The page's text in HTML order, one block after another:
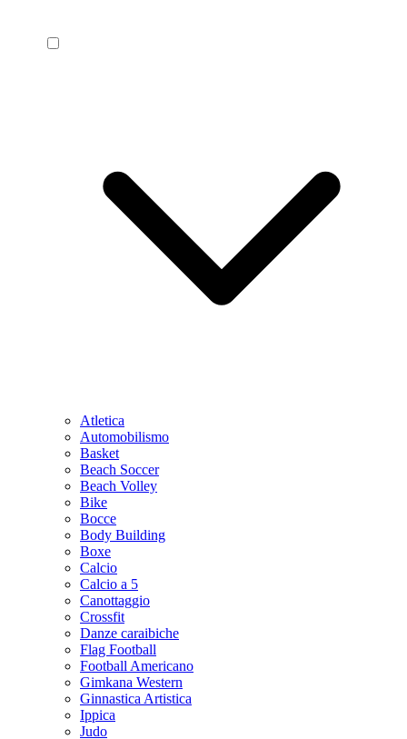
Atletica
Automobilismo
Basket
Beach Soccer
Beach Volley
Bike
Bocce
Body Building
Boxe
Calcio
Calcio a 5
Canottaggio
Crossfit
Danze caraibiche
Flag Football
Football Americano
Gimkana Western
Ginnastica Artistica
Ippica
Judo